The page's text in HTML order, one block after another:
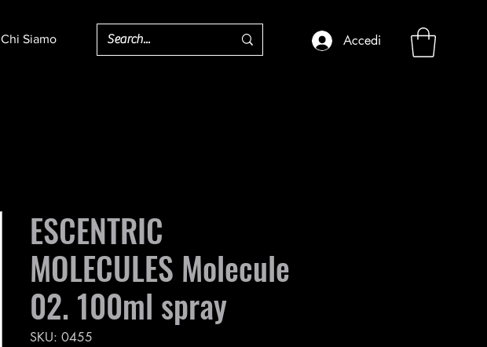
Chi Siamo Accedi
ESCENTRIC
MOLECULES Molecule
02. 100ml spray
SKU: 0455